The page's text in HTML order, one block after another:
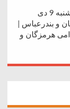
روزنامه استخدامی هرمزگان و بندرعباس | شنبه 9 دی
و بندرعباس |
هرمزگان و